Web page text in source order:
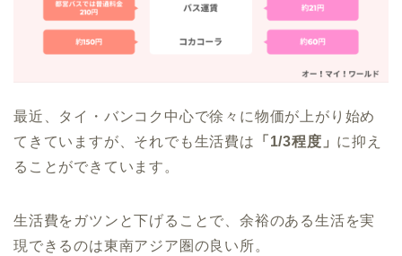
最近、タイ・バンコク中心で徐々に物価が上がり始め
てきていますが、それでも生活費は
「1/3程度」 に抑え
ることができています。
生活費をガツンと下げることで、余裕のある生活を実
現できるのは東南アジア圏の良い所。